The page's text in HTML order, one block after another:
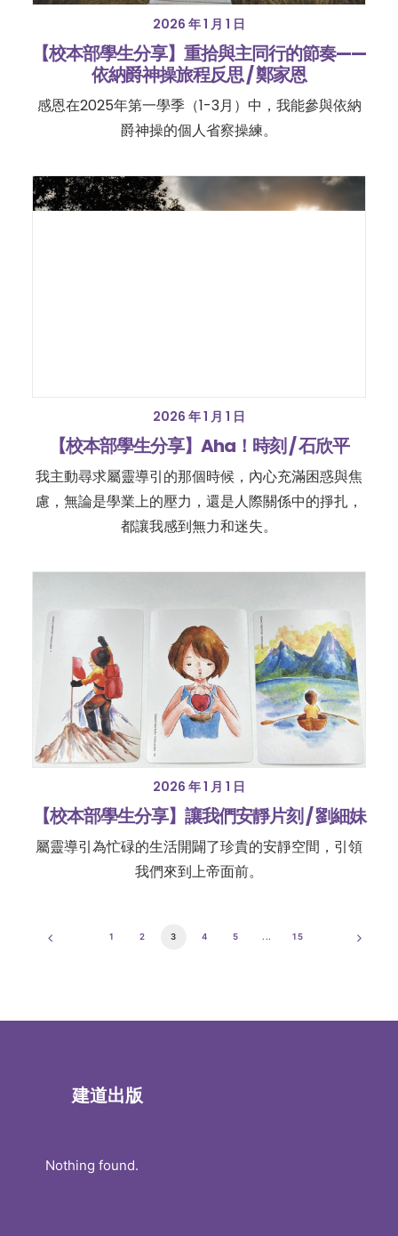
2026 年 1 月 1 日
【校本部學生分享】重拾與主同行的節奏——
依納爵神操旅程反思 / 鄭家恩
感恩在2025年第一學季（1-3月）中，我能參與依納
爵神操的個人省察操練。
2026 年 1 月 1 日
【校本部學生分享】Aha！時刻 / 石欣平
我主動尋求屬靈導引的那個時候，內心充滿困惑與焦
慮，無論是學業上的壓力，還是人際關係中的掙扎，
都讓我感到無力和迷失。
2026 年 1 月 1 日
【校本部學生分享】讓我們安靜片刻 / 劉細妹
屬靈導引為忙碌的生活開闢了珍貴的安靜空間，引領
我們來到上帝面前。
1 2 3 4 5 ... 15
建道出版
Nothing found.